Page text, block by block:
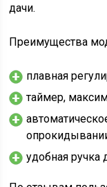
дачи.
Преимущества
плавная
таймер,
удобная ручка